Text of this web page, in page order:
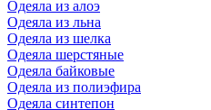
Одеяла из алоэ
Одеяла из льна
Одеяла из шелка
Одеяла шерстяные
Одеяла байковые
Одеяла из полиэфира
Одеяла синтепон